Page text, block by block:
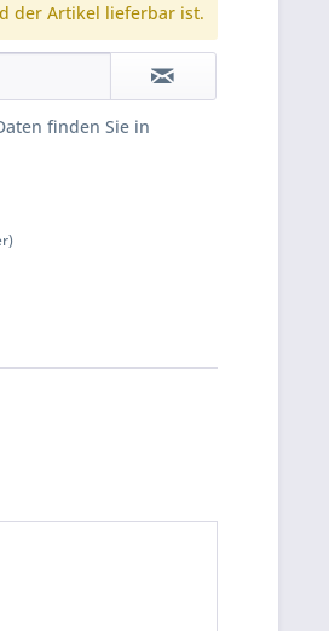
der Artikel lieferbar ist.
finden Sie in